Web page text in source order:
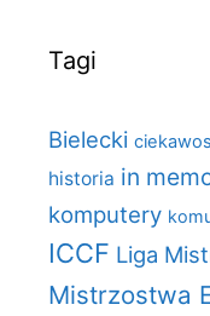
Tagi
Bielecki
historia in
komputery
ICCF Liga
Mistrzostwa